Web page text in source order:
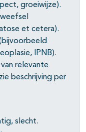
groeiwijze).
et cetera).
IPNB).
relevante
beschrijving per
slecht.